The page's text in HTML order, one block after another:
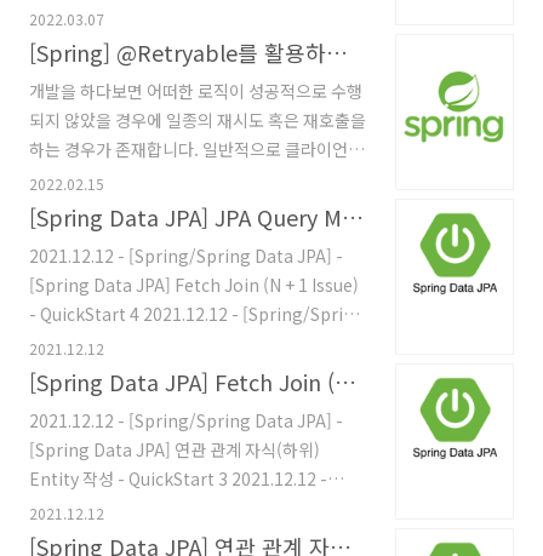
Spring Application을 구현하기까지 작성하고
자 합니다. 본 포스팅을 작성하는데에 저의 개발
환경은 다음과 같습니다. AWS Free Tier 계정
(루트 사용자 계정입니다) Gradle Spring Boot
2.5.3 구현에 참고한 자료 AWS 기반 Spring
Boot 애플리케이션 개발 시작하기 | Amazon
Web Services AWS SDK for Java를 사용하는
Amazon S3 예제 이해 및 가져오기AWS자격 증
명 버킷 생성 S3 관리 콘솔 접속 버킷 만들기 버킷
의 이름은 Region Group 전역적으로 고유하게
설정해..
2022.03.07
[Spring] @Retryable를 활용하여 깔끔하게 API 및 메소드 재호출하기
개발을 하다보면 어떠한 로직이 성공적으로 수행
되지 않았을 경우에 일종의 재시도 혹은 재호출을
하는 경우가 존재합니다. 일반적으로 클라이언트
가 서버측에 특정 요청을 했을때 오류가 발생하거
나 올바르지 않은 응답이 이루어질때에는 단순히
한번 더 호출 혹은 정해진 제한 횟수만큼의 재호
출을 하도록 하는 경우가 있을겁니다. 아래의 코
드를 한번 봅시다. private SearchAPI
searchApi; public List fetch() { try { return
searchApi.search(); } catch (Exception e) {
throw new RuntimeException("오류 발
생"); } } 앞선 코드에서 작성된 fetch() 메소드는
단순히 검색 API 요청을 수행한 후 정상적으로 응
답이 이..
2022.02.15
[Spring Data JPA] JPA Query Methods - QuickStart 5 (End)
2021.12.12 - [Spring/Spring Data JPA] -
[Spring Data JPA] Fetch Join (N + 1 Issue)
- QuickStart 4 2021.12.12 - [Spring/Spring
Data JPA] - [Spring Data JPA] 연관 관계 자
식(하위) Entity 작성 - QuickStart 3
2021.12.12 - [Spring/Spring Data JPA] -
[Spring Data JPA] JPA Entity, Repository,
Service 클래스 작성 (조회 및 저장) -
QuickStart 2 2021.12.12 - [Spring/Spring
Data JPA] - [Spring Data JPA] 예제 프로젝트
생성 및 초기 환경 구성 - ..
2021.12.12
[Spring Data JPA] Fetch Join (N + 1 Issue) - QuickStart 4
2021.12.12 - [Spring/Spring Data JPA] -
[Spring Data JPA] 연관 관계 자식(하위)
Entity 작성 - QuickStart 3 2021.12.12 -
[Spring/Spring Data JPA] - [Spring Data
JPA] JPA Entity, Repository, Service 클래
2021.12.12
[Spring Data JPA] 연관 관계 자식(하위) Entity 작성 - QuickStart 3